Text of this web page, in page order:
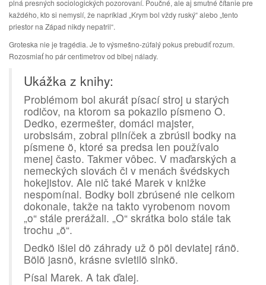
plná presných sociologických pozorovaní. Poučné, ale aj smutné čítanie pre
každého, kto si nemyslí, že napríklad „Krym bol vždy ruský“ alebo „tento
priestor na Západ nikdy nepatril“.
Groteska nie je tragédia. Je to výsmešno-zúfalý pokus prebudiť rozum.
Rozosmiať ho pár centimetrov od blbej nálady.
Ukážka z knihy:
Problémom bol akurát písací stroj u starých
rodičov, na ktorom sa pokazilo písmeno O.
Dedko, ezermešter, domáci majster,
urobsisám, zobral pilníček a zbrúsil bodky na
písmene ö, ktoré sa predsa len používalo
menej často. Takmer vôbec. V maďarských a
nemeckých slovách či v menách švédskych
hokejistov. Ale nič také Marek v knižke
nespomínal. Bodky boli zbrúsené nie celkom
dokonale, takže na takto vyrobenom novom
„o“ stále prerážali. „O“ skrátka bolo stále tak
trochu „ö“.
Dedkö išiel dö záhrady už ö pöl deviatej ránö.
Bölö jasnö, krásne svietilö slnkö.
Písal Marek. A tak ďalej.